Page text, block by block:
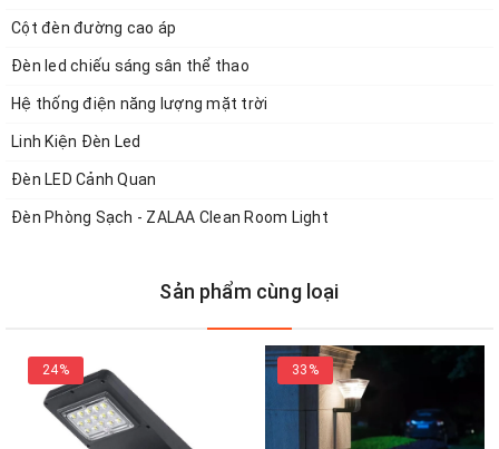
Tường, Đèn LED Treo Tường, Đèn Tường Ngoại Thất Sử
Dụng Năng Lượng Mặt Trời Để Chiếu Sáng
Thông Tin Sản Phẩm:
- Mã SP: ZG-BD4001
- Pin lưu trữ (Battery):3.2V/8000mAh
- Nhiệt độ màu (CCT): 3000/6500k
- Thời gian sạc (Charge time): 4-6h
- Thời gian hoạt động: Suốt đêm, 3-5 ngày mưa
Cột đèn đường cao áp
Đèn led chiếu sáng sân thể thao
Hệ thống điện năng lượng mặt trời
Linh Kiện Đèn Led
Đèn LED Cảnh Quan
Đèn Phòng Sạch - ZALAA Clean Room Light
Sản phẩm cùng loại
24% 33%